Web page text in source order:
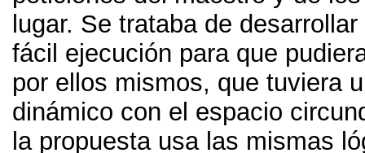
lugar. Se trataba de
fácil ejecución para que
por ellos mismos, que tuviera
dinámico con el espacio
la propuesta usa las mismas